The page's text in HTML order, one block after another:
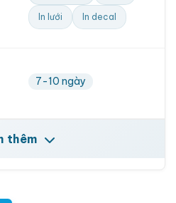
In lưới In decal
7-10 ngày
thêm